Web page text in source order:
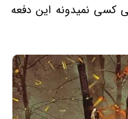
کسی نمیدونه این دفعه